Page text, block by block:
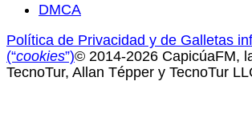
DMCA
Política de Privacidad y de Galletas
(“cookies”)© 2014-2026 CapicúaFM,
TecnoTur, Allan Tépper y TecnoTur